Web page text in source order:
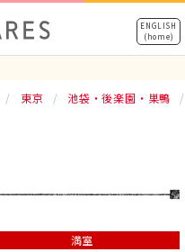
ENGLISH
(home)
東京 池袋・後楽園・巣鴨
満室